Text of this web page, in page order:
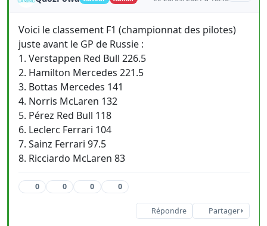
Voici le classement F1 (championnat des pilotes)
juste avant le GP de Russie :
1. Verstappen Red Bull 226.5
2. Hamilton Mercedes 221.5
3. Bottas Mercedes 141
4. Norris McLaren 132
5. Pérez Red Bull 118
6. Leclerc Ferrari 104
7. Sainz Ferrari 97.5
8. Ricciardo McLaren 83
0 0 0 0
Répondre Partager